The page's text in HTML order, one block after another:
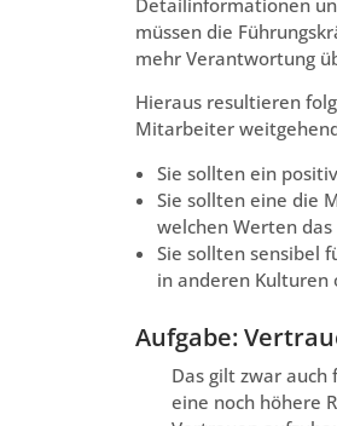
müssen die
mehr Verantwortung
Hieraus resultieren
Mitarbeiter
Sie sollten ein
Sie sollten eine die
welchen Werten
Sie sollten sensibel
in anderen Kulturen
Aufgabe:
Das gilt zwar auch
eine noch höhere